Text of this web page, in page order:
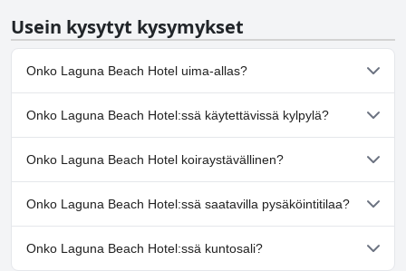
Usein kysytyt kysymykset
Onko Laguna Beach Hotel uima-allas?
Kyllä, Laguna Beach Hotel:ssä on uima-allas/altaita, jotka
kuuluvat yhteen tai useampaan seuraavista luokista: Ulkouima-
allas.
Onko Laguna Beach Hotel:ssä käytettävissä kylpylä?
Kyllä, Laguna Beach Hotel tarjoaa kylpylän.
Onko Laguna Beach Hotel koiraystävällinen?
Ei, Laguna Beach Hotel ei salli koiria.
Onko Laguna Beach Hotel:ssä saatavilla pysäköintitilaa?
Kyllä, Laguna Beach Hotel tarjoaa pysäköintimahdollisuuden.
Onko Laguna Beach Hotel:ssä kuntosali?